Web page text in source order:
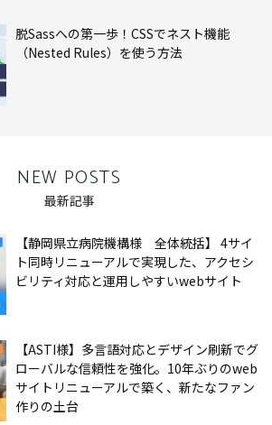
脱Sassへの第一歩！CSSでネスト機能
（Nested Rules）を使う方法
NEW POSTS
最新記事
【静岡県立病院機構様 全体統括】 4サイ
ト同時リニューアルで実現した、アクセシ
ビリティ対応と運用しやすいwebサイト
【ASTI様】多言語対応とデザイン刷新でグ
ローバルな信頼性を強化。10年ぶりのweb
サイトリニューアルで築く、新たなファン
作りの土台